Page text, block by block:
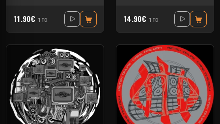
11.90€ TTC 14.90€ TTC